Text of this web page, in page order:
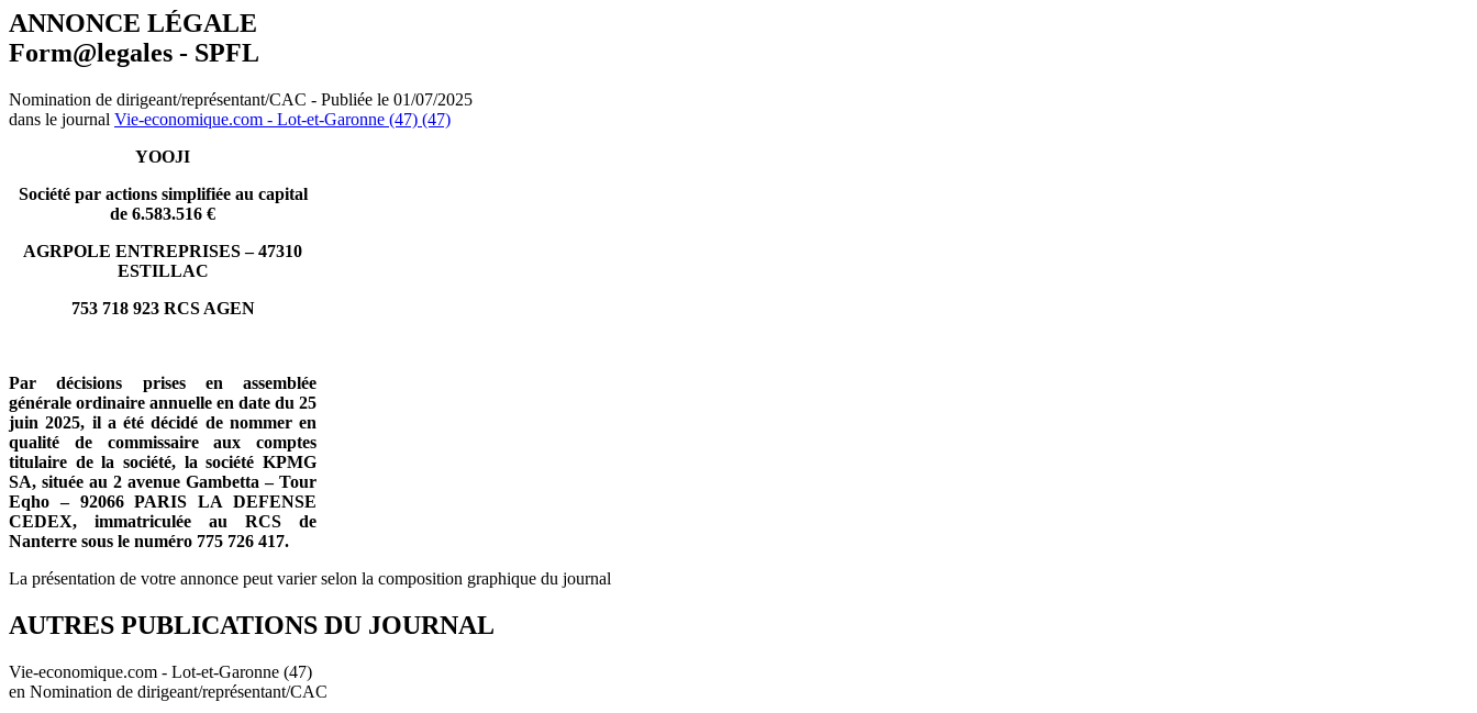
ANNONCE LÉGALE
Form@legales - SPFL
Nomination de dirigeant/représentant/CAC - Publiée le 01/07/2025
dans le journal Vie-economique.com - Lot-et-Garonne (47) (47)
YOOJI
Société par actions simplifiée au capital
de 6.583.516 €
AGRPOLE ENTREPRISES – 47310
ESTILLAC
753 718 923 RCS AGEN
Par décisions prises en assemblée
générale ordinaire annuelle en date du 25
juin 2025, il a été décidé de nommer en
qualité de commissaire aux comptes
titulaire de la société, la société KPMG
SA, située au 2 avenue Gambetta – Tour
Eqho – 92066 PARIS LA DEFENSE
CEDEX, immatriculée au RCS de
Nanterre sous le numéro 775 726 417.
La présentation de votre annonce peut varier selon la composition graphique du journal
AUTRES PUBLICATIONS DU JOURNAL
Vie-economique.com - Lot-et-Garonne (47)
en Nomination de dirigeant/représentant/CAC